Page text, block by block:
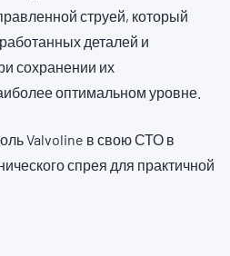
струей, который
деталей и
сохранении их
оптимальном уровне.
Valvoline в свою СТО в
спрея для практичной